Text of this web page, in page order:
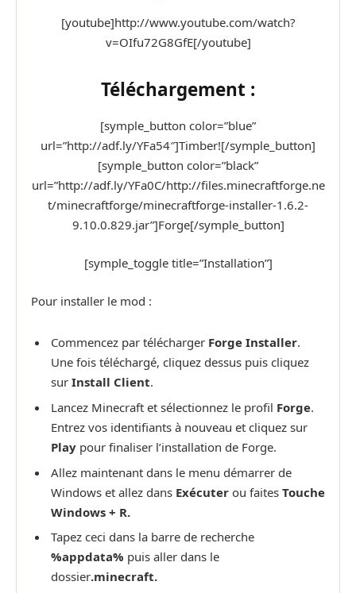
[youtube]http://www.youtube.com/watch?
v=OIfu72G8GfE[/youtube]
Téléchargement :
[symple_button color=”blue”
url=”http://adf.ly/YFa54″]Timber![/symple_button]
[symple_button color=”black”
url=”http://adf.ly/YFa0C/http://files.minecraftforge.ne
t/minecraftforge/minecraftforge-installer-1.6.2-
9.10.0.829.jar”]Forge[/symple_button]
[symple_toggle title=”Installation”]
Pour installer le mod :
Commencez par télécharger Forge Installer.
Une fois téléchargé, cliquez dessus puis cliquez
sur Install Client.
Lancez Minecraft et sélectionnez le profil Forge.
Entrez vos identifiants à nouveau et cliquez sur
Play pour finaliser l’installation de Forge.
Allez maintenant dans le menu démarrer de
Windows et allez dans Exécuter ou faites Touche
Windows + R.
Tapez ceci dans la barre de recherche
%appdata% puis aller dans le
dossier.minecraft.